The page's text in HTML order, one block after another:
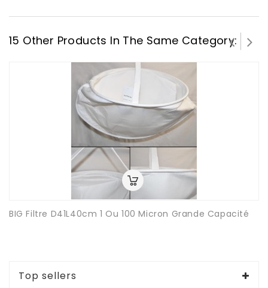
15 Other Products In The Same Category:
BIG Filtre D41L40cm 1 Ou 100 Micron Grande Capacité
Top sellers